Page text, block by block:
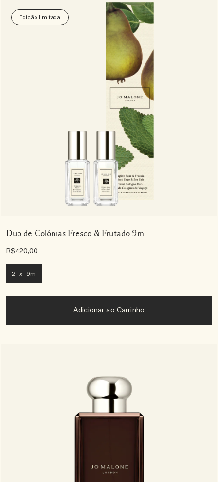
Edição limitada
Duo de Colônias Fresco & Frutado 9ml
R$420,00
2 x 9ml
Adicionar ao Carrinho